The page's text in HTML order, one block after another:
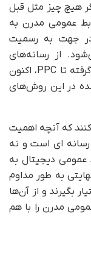
هیچ چیز مثل قبل
عمومی مدرن به
در جهت به رسمیت
از رسانه‌های
اجتماعی، وبلاگ‌ها، بازاریابی ایمیلی و سئو گرفته تا PPC، اکنون
شده در این روش‌های
که آنچه اهمیت
ای است و نه
عمومی دیجیتال به
به طور مداوم
بگیرند و از آن‌ها
مدرن را با هم